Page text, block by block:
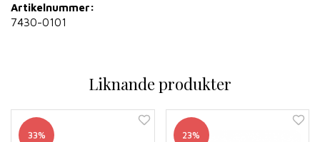
Artikelnummer:
7430-0101
Liknande produkter
33% 23%